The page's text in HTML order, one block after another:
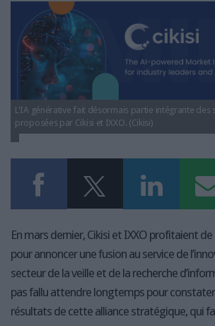
LES GUIDES PRATIQUES
LES BASES DE DONNÉES
L'ESPACE EMPLOI
L'AGENDA
L'ANNUAIRE DES ACTEURS
LES LIVRES BLANCS
LES SUPPLÉMENTS
NOS OFFRES D'ABONNEMENTS
cikisi-ixxo-intelligence-artificielle-
veille.png
L'IA générative fait désormais partie intégrante des
proposées par Cikisi et IXXO. (Cikisi)
En mars dernier, Cikisi et IXXO profitaient
pour annoncer une fusion au service de
secteur de la veille et de la recherche
pas fallu attendre longtemps pour
résultats de cette alliance stratégique, qui